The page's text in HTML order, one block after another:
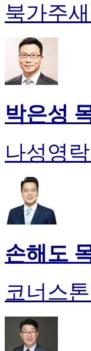
북가주
박은성
나성영
손해도
코너스